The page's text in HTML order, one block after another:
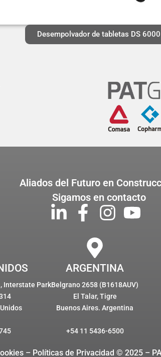
Desempolvador de tabletas DS 6000
Aliados del Futuro en
Sigamos en contacto
Interstate Park
ARGENTINA
Belgrano 2658 (B1618AUV)
El Talar, Tigre
Buenos Aires. Argentina
+54 11 5436-6500
– Políticas de Privacidad © 2025 –